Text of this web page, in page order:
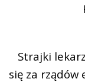
Kolejne
Strajki
się za rządów